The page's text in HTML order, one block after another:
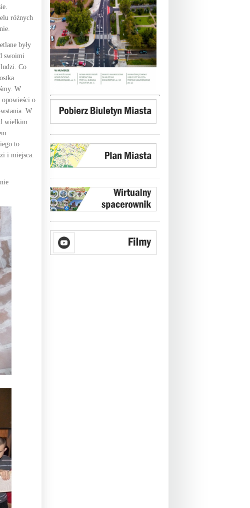
różnych
były
swoimi
Co
W
opowieści o
W
wielkim
to
i miejsca.